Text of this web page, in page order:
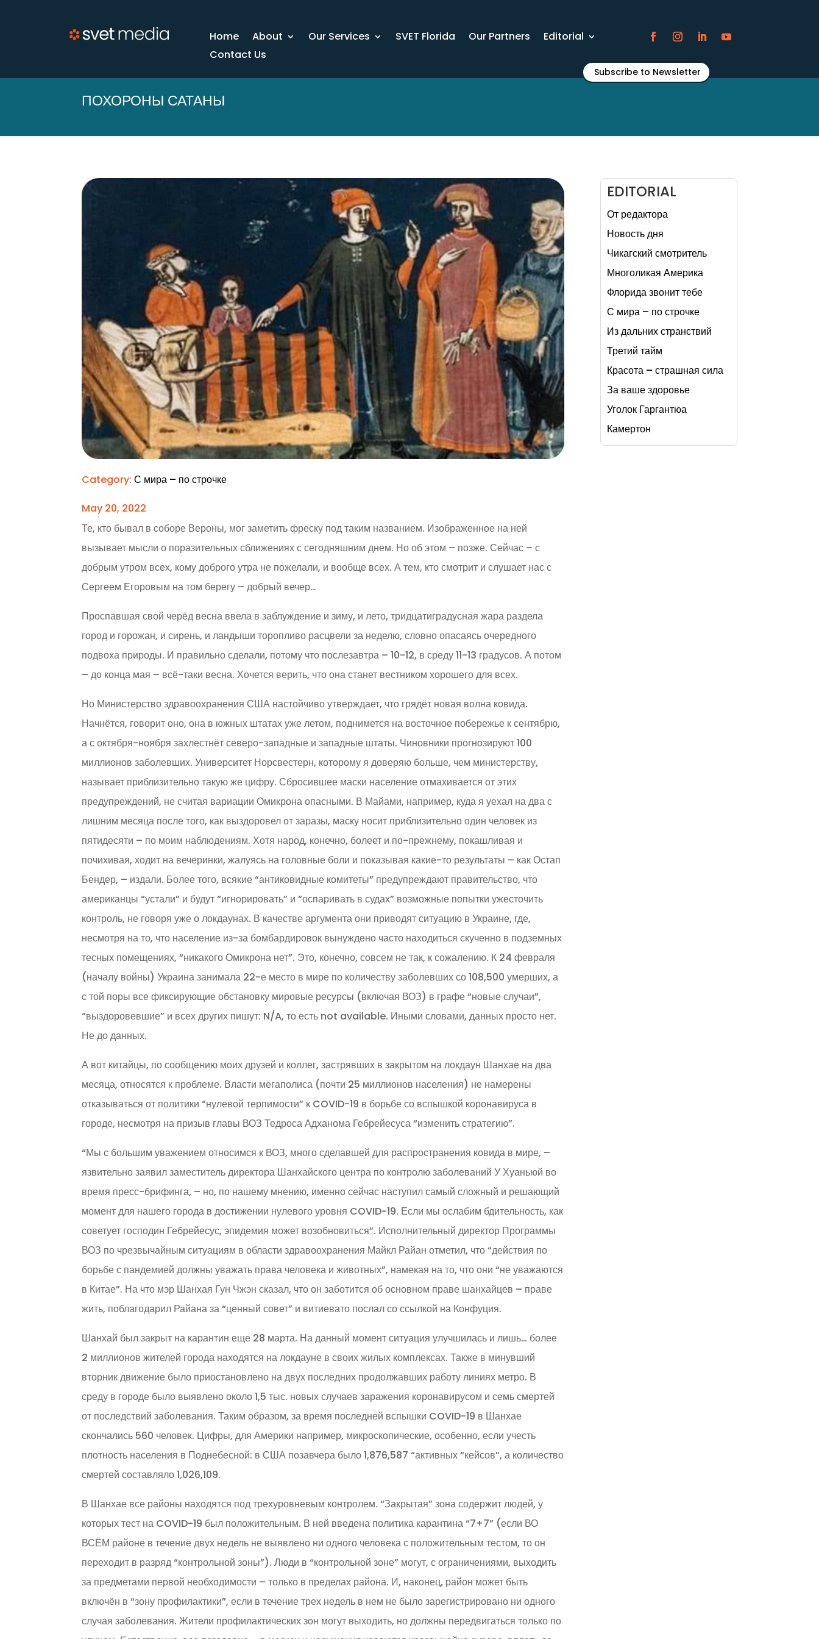
Home About Our Services SVET Florida Our Partners
Editorial
Contact Us
Subscribe to Newsletter
ПОХОРОНЫ САТАНЫ
Category:С мира – по строчке
May 20, 2022
Те, кто бывал в соборе Вероны, мог заметить фреску под таким названием. Изображенное на ней
вызывает мысли о поразительных сближениях с сегодняшним днем. Но об этом – позже. Сейчас – с
добрым утром всех, кому доброго утра не пожелали, и вообще всех. А тем, кто смотрит и слушает нас с
Сергеем Егоровым на том берегу – добрый вечер…
Проспавшая свой черёд весна ввела в заблуждение и зиму, и лето, тридцатиградусная жара раздела
город и горожан, и сирень, и ландыши торопливо расцвели за неделю, словно опасаясь очередного
подвоха природы. И правильно сделали, потому что послезавтра – 10-12, в среду 11-13 градусов. А потом
– до конца мая – всё-таки весна. Хочется верить, что она станет вестником хорошего для всех.
Но Министерство здравоохранения США настойчиво утверждает, что грядёт новая волна ковида.
Начнётся, говорит оно, она в южных штатах уже летом, поднимется на восточное побережье к сентябрю,
а с октября-ноября захлестнёт северо-западные и западные штаты. Чиновники прогнозируют 100
миллионов заболевших. Университет Норсвестерн, которому я доверяю больше, чем министерству,
называет приблизительно такую же цифру. Сбросившее маски население отмахивается от этих
предупреждений, не считая вариации Омикрона опасными. В Майами, например, куда я уехал на два с
лишним месяца после того, как выздоровел от заразы, маску носит приблизительно один человек из
пятидесяти – по моим наблюдениям. Хотя народ, конечно, болеет и по-прежнему, покашливая и
почихивая, ходит на вечеринки, жалуясь на головные боли и показывая какие-то результаты – как Остап
Бендер, – издали. Более того, всякие “антиковидные комитеты” предупреждают правительство, что
американцы “устали” и будут “игнорировать” и “оспаривать в судах” возможные попытки ужесточить
контроль, не говоря уже о локдаунах. В качестве аргумента они приводят ситуацию в Украине, где,
несмотря на то, что население из-за бомбардировок вынуждено часто находиться скученно в подземных
тесных помещениях, “никакого Омикрона нет”. Это, конечно, совсем не так, к сожалению. К 24 февраля
(началу войны) Украина занимала 22-е место в мире по количеству заболевших со 108,500 умерших, а
с той поры все фиксирующие обстановку мировые ресурсы (включая ВОЗ) в графе “новые случаи”,
“выздоровевшие” и всех других пишут: N/A, то есть not available. Иными словами, данных просто нет.
Не до данных.
А вот китайцы, по сообщению моих друзей и коллег, застрявших в закрытом на локдаун Шанхае на два
месяца, относятся к проблеме. Власти мегаполиса (почти 25 миллионов населения) не намерены
отказываться от политики “нулевой терпимости” к COVID-19 в борьбе со вспышкой коронавируса в
городе, несмотря на призыв главы ВОЗ Тедроса Адханома Гебрейесуса “изменить стратегию”.
“Мы с большим уважением относимся к ВОЗ, много сделавшей для распространения ковида в мире, –
язвительно заявил заместитель директора Шанхайского центра по контролю заболеваний У Хуаньюй во
время пресс-брифинга, – но, по нашему мнению, именно сейчас наступил самый сложный и решающий
момент для нашего города в достижении нулевого уровня COVID-19. Если мы ослабим бдительность, как
советует господин Гебрейесус, эпидемия может возобновиться”. Исполнительный директор Программы
ВОЗ по чрезвычайным ситуациям в области здравоохранения Майкл Райан отметил, что “действия по
борьбе с пандемией должны уважать права человека и животных”, намекая на то, что они “не уважаются
в Китае”. На что мэр Шанхая Гун Чжэн сказал, что он заботится об основном праве шанхайцев – праве
жить, поблагодарил Райана за “ценный совет” и витиевато послал со ссылкой на Конфуция.
Шанхай был закрыт на карантин еще 28 марта. На данный момент ситуация улучшилась и лишь… более
2 миллионов жителей города находятся на локдауне в своих жилых комплексах. Также в минувший
вторник движение было приостановлено на двух последних продолжавших работу линиях метро. В
среду в городе было выявлено около 1,5 тыс. новых случаев заражения коронавирусом и семь смертей
от последствий заболевания. Таким образом, за время последней вспышки COVID-19 в Шанхае
скончались 560 человек. Цифры, для Америки например, микроскопические, особенно, если учесть
плотность населения в Поднебесной: в США позавчера было 1,876,587 “активных “кейсов”, а количество
смертей составляло 1,026,109.
В Шанхае все районы находятся под трехуровневым контролем. “Закрытая” зона содержит людей, у
которых тест на COVID-19 был положительным. В ней введена политика карантина “7+7” (если ВО
ВСЁМ районе в течение двух недель не выявлено ни одного человека с положительным тестом, то он
переходит в разряд “контрольной зоны”). Люди в “контрольной зоне” могут, с ограничениями, выходить
за предметами первой необходимости – только в пределах района. И, наконец, район может быть
включён в “зону профилактики”, если в течение трех недель в нем не было зарегистрировано ни одного
случая заболевания. Жители профилактических зон могут выходить, но должны передвигаться только по
EDITORIAL
От редактора
Новость дня
Чикагский смотритель
Многоликая Америка
Флорида звонит тебе
С мира – по строчке
Из дальних странствий
Третий тайм
Красота – страшная сила
За ваше здоровье
Уголок Гаргантюа
Камертон